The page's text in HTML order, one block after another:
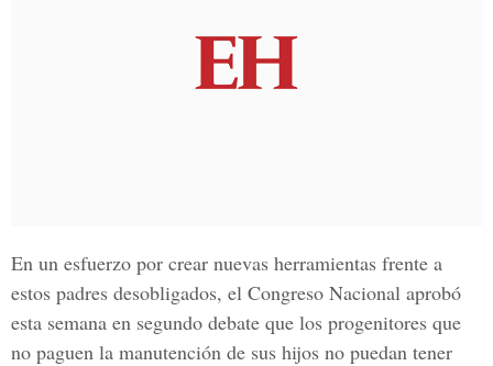
En un esfuerzo por crear nuevas herramientas frente a
estos padres desobligados, el Congreso Nacional aprobó
esta semana en segundo debate que los progenitores que
no paguen la manutención de sus hijos no puedan tener